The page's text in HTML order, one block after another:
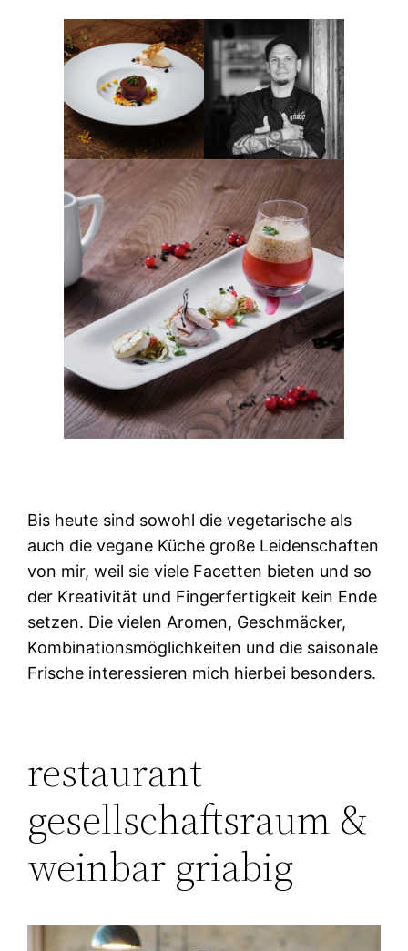
Bis heute sind sowohl die vegetarische als
auch die vegane Küche große Leidenschaften
von mir, weil sie viele Facetten bieten und so
der Kreativität und Fingerfertigkeit kein Ende
setzen. Die vielen Aromen, Geschmäcker,
Kombinationsmöglichkeiten und die saisonale
Frische interessieren mich hierbei besonders.
restaurant
gesellschaftsraum &
weinbar griabig